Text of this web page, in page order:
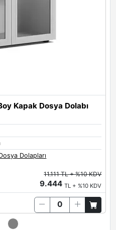
Kapak Dosya Dolabı
Dolapları
11.111 TL + %10 KDV
9.444TL + %10 KDV